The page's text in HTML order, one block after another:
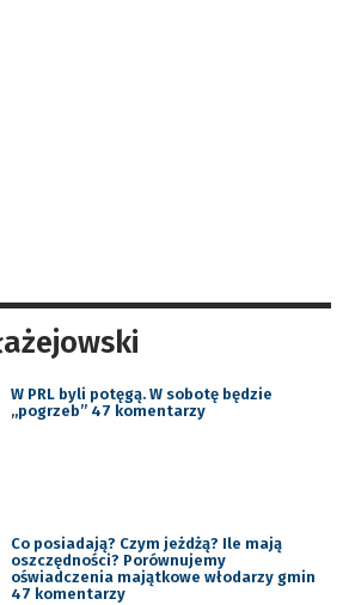
W PRL byli potęgą. W sobotę będzie
„pogrzeb” 47 komentarzy
Co posiadają? Czym jeżdżą? Ile mają
oszczędności? Porównujemy
oświadczenia majątkowe włodarzy gmin
47 komentarzy